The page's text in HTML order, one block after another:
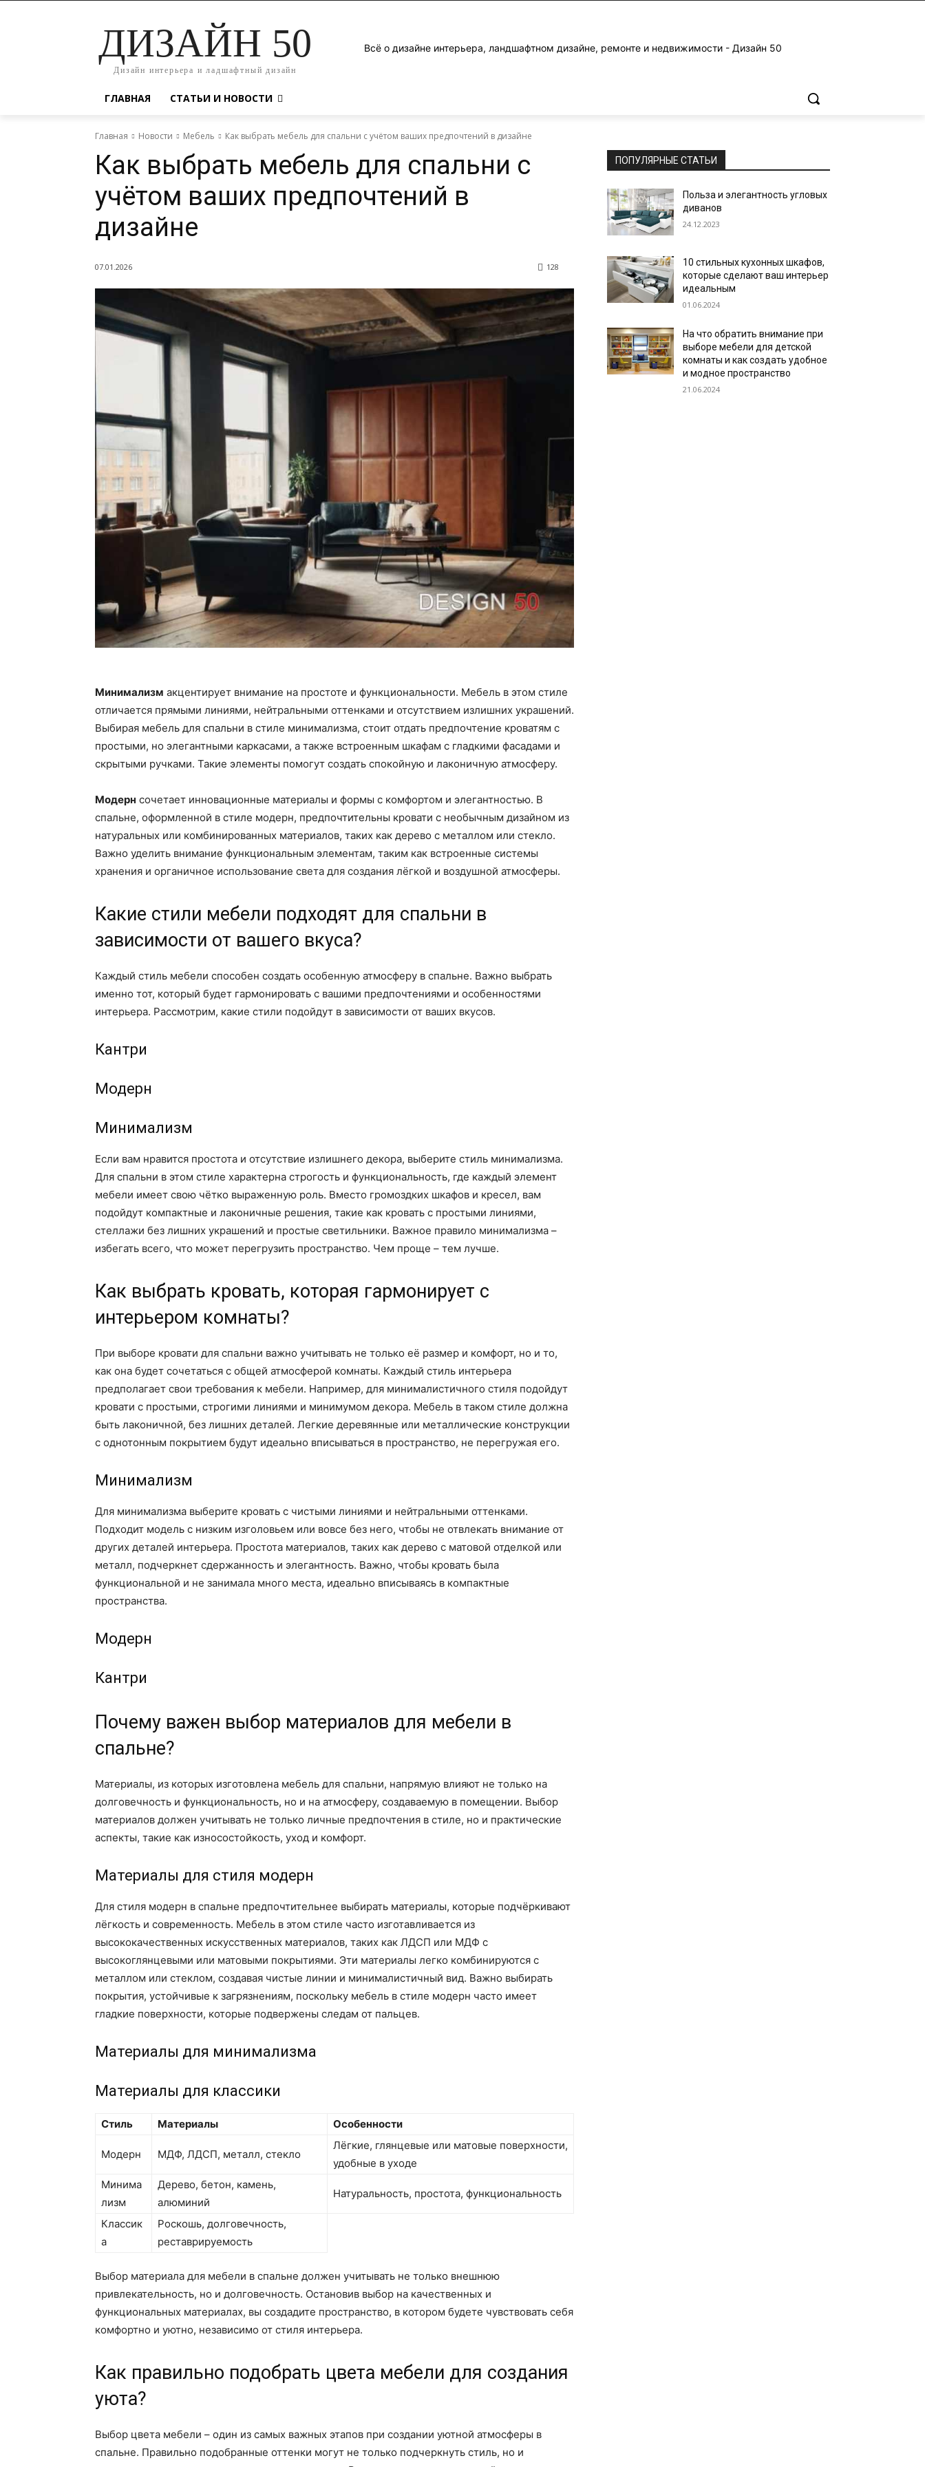
ДИЗАЙН 50
Дизайн интерьера и ладшафтный дизайн
Всё о дизайне интерьера, ландшафтном дизайне, ремонте и недвижимости - Дизайн 50
ГЛАВНАЯ СТАТЬИ И НОВОСТИ
Главная Новости Мебель Как выбрать мебель для спальни с учётом ваших предпочтений в дизайне
Как выбрать мебель для спальни с
учётом ваших предпочтений в
дизайне
07.01.2026 128
Минимализм акцентирует внимание на простоте и функциональности. Мебель в этом стиле
отличается прямыми линиями, нейтральными оттенками и отсутствием излишних украшений.
Выбирая мебель для спальни в стиле минимализма, стоит отдать предпочтение кроватям с
простыми, но элегантными каркасами, а также встроенным шкафам с гладкими фасадами и
скрытыми ручками. Такие элементы помогут создать спокойную и лаконичную атмосферу.
Модерн сочетает инновационные материалы и формы с комфортом и элегантностью. В
спальне, оформленной в стиле модерн, предпочтительны кровати с необычным дизайном из
натуральных или комбинированных материалов, таких как дерево с металлом или стекло.
Важно уделить внимание функциональным элементам, таким как встроенные системы
хранения и органичное использование света для создания лёгкой и воздушной атмосферы.
Какие стили мебели подходят для спальни в
зависимости от вашего вкуса?
Каждый стиль мебели способен создать особенную атмосферу в спальне. Важно выбрать
именно тот, который будет гармонировать с вашими предпочтениями и особенностями
интерьера. Рассмотрим, какие стили подойдут в зависимости от ваших вкусов.
Кантри
Модерн
Минимализм
Если вам нравится простота и отсутствие излишнего декора, выберите стиль минимализма.
Для спальни в этом стиле характерна строгость и функциональность, где каждый элемент
мебели имеет свою чётко выраженную роль. Вместо громоздких шкафов и кресел, вам
подойдут компактные и лаконичные решения, такие как кровать с простыми линиями,
стеллажи без лишних украшений и простые светильники. Важное правило минимализма –
избегать всего, что может перегрузить пространство. Чем проще – тем лучше.
Как выбрать кровать, которая гармонирует с
интерьером комнаты?
При выборе кровати для спальни важно учитывать не только её размер и комфорт, но и то,
как она будет сочетаться с общей атмосферой комнаты. Каждый стиль интерьера
предполагает свои требования к мебели. Например, для минималистичного стиля подойдут
кровати с простыми, строгими линиями и минимумом декора. Мебель в таком стиле должна
быть лаконичной, без лишних деталей. Легкие деревянные или металлические конструкции
с однотонным покрытием будут идеально вписываться в пространство, не перегружая его.
Минимализм
Для минимализма выберите кровать с чистыми линиями и нейтральными оттенками.
Подходит модель с низким изголовьем или вовсе без него, чтобы не отвлекать внимание от
других деталей интерьера. Простота материалов, таких как дерево с матовой отделкой или
металл, подчеркнет сдержанность и элегантность. Важно, чтобы кровать была
функциональной и не занимала много места, идеально вписываясь в компактные
пространства.
Модерн
Кантри
Почему важен выбор материалов для мебели в
спальне?
Материалы, из которых изготовлена мебель для спальни, напрямую влияют не только на
долговечность и функциональность, но и на атмосферу, создаваемую в помещении. Выбор
материалов должен учитывать не только личные предпочтения в стиле, но и практические
аспекты, такие как износостойкость, уход и комфорт.
Материалы для стиля модерн
Для стиля модерн в спальне предпочтительнее выбирать материалы, которые подчёркивают
лёгкость и современность. Мебель в этом стиле часто изготавливается из
высококачественных искусственных материалов, таких как ЛДСП или МДФ с
высокоглянцевыми или матовыми покрытиями. Эти материалы легко комбинируются с
металлом или стеклом, создавая чистые линии и минималистичный вид. Важно выбирать
покрытия, устойчивые к загрязнениям, поскольку мебель в стиле модерн часто имеет
гладкие поверхности, которые подвержены следам от пальцев.
Материалы для минимализма
Материалы для классики
Стиль Материалы Особенности
Модерн МДФ, ЛДСП, металл, стекло
Лёгкие, глянцевые или матовые поверхности,
удобные в уходе
Минима
лизм
Дерево, бетон, камень,
алюминий
Натуральность, простота, функциональность
Классик
а
Роскошь, долговечность,
реставрируемость
Выбор материала для мебели в спальне должен учитывать не только внешнюю
привлекательность, но и долговечность. Остановив выбор на качественных и
функциональных материалах, вы создадите пространство, в котором будете чувствовать себя
комфортно и уютно, независимо от стиля интерьера.
Как правильно подобрать цвета мебели для создания
уюта?
Выбор цвета мебели – один из самых важных этапов при создании уютной атмосферы в
спальне. Правильно подобранные оттенки могут не только подчеркнуть стиль, но и
ПОПУЛЯРНЫЕ СТАТЬИ
Польза и элегантность угловых
диванов
24.12.2023
10 стильных кухонных шкафов,
которые сделают ваш интерьер
идеальным
01.06.2024
На что обратить внимание при
выборе мебели для детской
комнаты и как создать удобное
и модное пространство
21.06.2024